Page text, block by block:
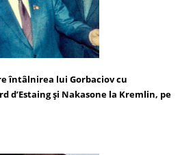
întâlnirea lui Gorbaciov cu
d’Estaing și Nakasone la Kremlin, pe